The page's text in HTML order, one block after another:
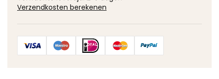
Verzendkosten berekenen